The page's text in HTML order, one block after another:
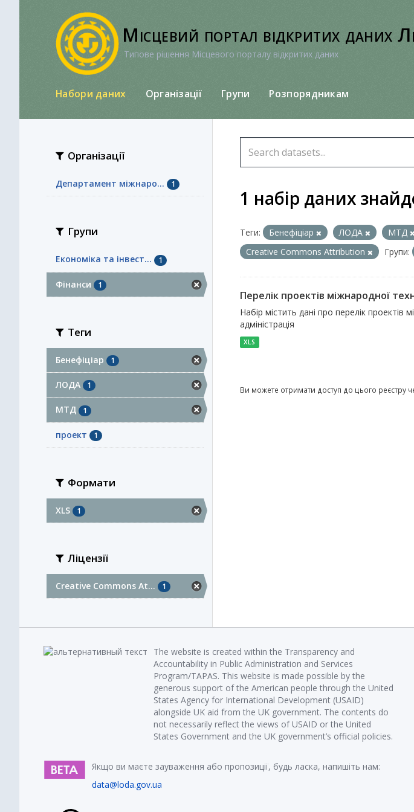
Місцевий портал відкритих даних
Типове рішення Місцевого порталу відкритих даних
Набори даних Організації Групи Розпорядникам
Організації
Департамент міжнаро... 1
Групи
Економіка та інвест... 1
Фінанси 1
Теги
Бенефіціар 1
ЛОДА 1
МТД 1
проект 1
Формати
XLS 1
Ліцензії
Creative Commons At... 1
1 набір даних
Теги: Бенефіціар ЛОДА МТД
Creative Commons Attribution
Групи:
Перелік проектів міжнародної
Набір містить дані про перелік
адміністрація
XLS
Ви можете отримати доступ до цього реєстру
The website is created within the Transparency and
Accountability in Public Administration and Services
Program/TAPAS. This website is made possible by the
generous support of the American people through the United
States Agency for International Development (USAID)
alongside UK aid from the UK government. The contents do
not necessarily reflect the views of USAID or the United
States Government and the UK government’s official policies.
Якщо ви маєте зауваження або пропозиції, будь ласка, напишіть нам:
data@loda.gov.ua